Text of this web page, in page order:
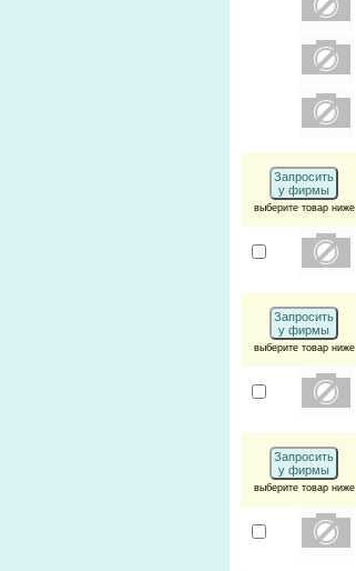
Запросить
у фирмы
выберите товар ниже
Запросить
у фирмы
выберите товар ниже
Запросить
у фирмы
выберите товар ниже